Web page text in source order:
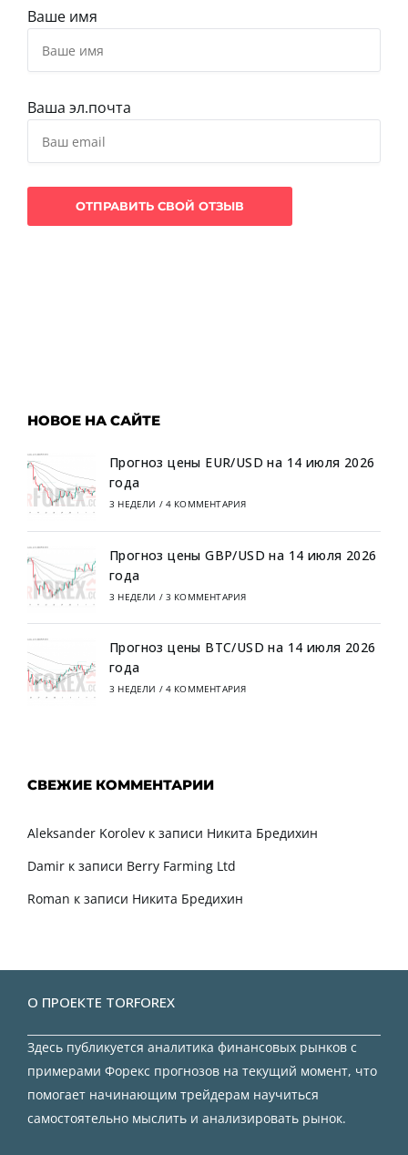
Ваше имя
Ваша эл.почта
НОВОЕ НА САЙТЕ
Прогноз цены EUR/USD на 14 июля 2026
года
3 НЕДЕЛИ / 4 КОММЕНТАРИЯ
Прогноз цены GBP/USD на 14 июля 2026
года
3 НЕДЕЛИ / 3 КОММЕНТАРИЯ
Прогноз цены BTC/USD на 14 июля 2026
года
3 НЕДЕЛИ / 4 КОММЕНТАРИЯ
СВЕЖИЕ КОММЕНТАРИИ
Aleksander Korolev к записи Никита Бредихин
Damir к записи Berry Farming Ltd
Roman к записи Никита Бредихин
О ПРОЕКТЕ TORFOREX
Здесь публикуется аналитика финансовых рынков с
примерами Форекс прогнозов на текущий момент, что
помогает начинающим трейдерам научиться
самостоятельно мыслить и анализировать рынок.